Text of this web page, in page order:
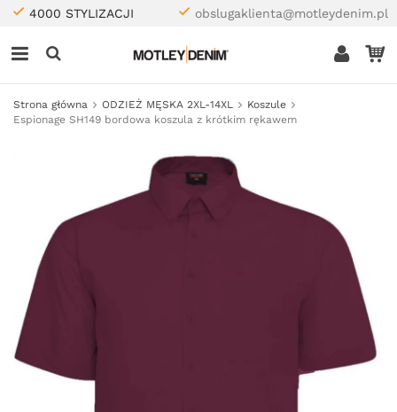
4000 STYLIZACJI obslugaklienta@motleydenim.pl
Strona główna ODZIEŻ MĘSKA 2XL-14XL
Koszule
Espionage SH149 bordowa koszula z krótkim rękawem